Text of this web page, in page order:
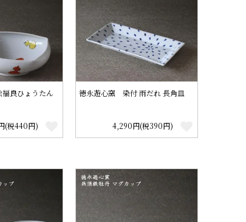
良ひょうたん
(税440円)
徳永遊心窯 染付 雨だれ 長角皿
4,290円(税390円)